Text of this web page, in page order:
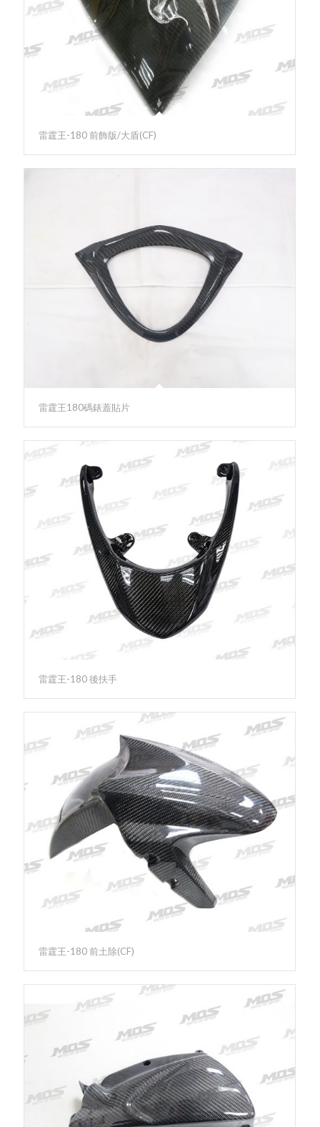
雷霆王-180 前飾版/大盾(CF)
雷霆王180碼錶蓋貼片
雷霆王-180 後扶手
雷霆王-180 前土除(CF)